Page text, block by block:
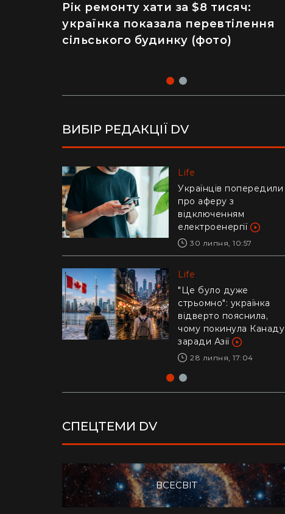
Рік ремонту хати за $8 тисяч:
українка показала перевтілення
сільського будинку (фото)
Майже 2 тисячі отруєнь через
салат – як відвідування
популярного ресторану призвело
ВИБІР РЕДАКЦІЇ DV
Life
Українців попередили
про аферу з
відключенням
електроенергії
30 липня, 10:57
Life
"Це було дуже
стрьомно": українка
відверто пояснила,
чому покинула Канаду
заради Азії
28 липня, 17:04
Life
Ледь втримали на
руках: у Дніпрі рибалки
витягли з річки
гігантського коропа
(відео)
28 липня, 17:47
Life
Драматичне відео із
Каліфорнії: 16-річний
ризикнув життям
заради дитини –
реакція Трампа
ВСЕСВІТ